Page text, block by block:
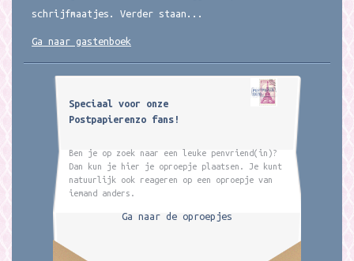
schrijfmaatjes. Verder staan...
Ga naar gastenboek
Speciaal voor onze
Postpapierenzo fans!
Ben je op zoek naar een leuke penvriend(in)?
Dan kun je hier je oproepje plaatsen. Je kunt
natuurlijk ook reageren op een oproepje van
iemand anders.
Ga naar de oproepjes